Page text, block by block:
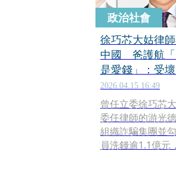
政治社會
徐巧芯大姑律
中國 爸護航「
是愛錢」：受
觸法網
2026.04.15 16:49
曾任立委徐巧芯
委任律師的游光
組織詐騙集團並
員洗錢逾1.1億元